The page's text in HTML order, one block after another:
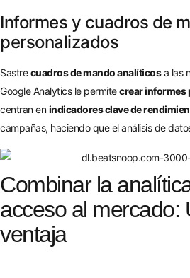
Informes y cuadros de
personalizados
Sastrecuadros de mando analíticosa las
Google Analytics le permitecrear informes
centran enindicadores clave de
campañas, haciendo que el análisis de
Combinar la
acceso al mercado:
ventaja